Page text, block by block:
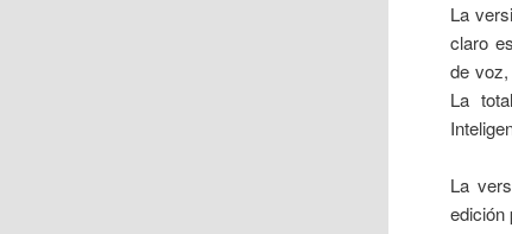
La
claro
de
La
La
edición